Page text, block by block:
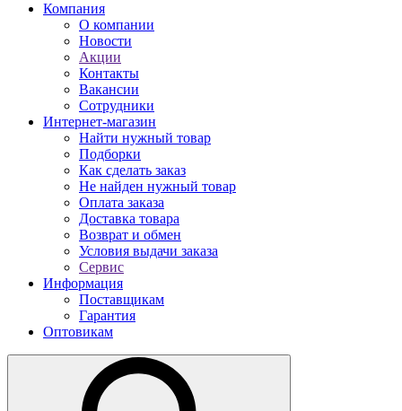
Компания
О компании
Новости
Акции
Контакты
Вакансии
Сотрудники
Интернет-магазин
Найти нужный товар
Подборки
Как сделать заказ
Не найден нужный товар
Оплата заказа
Доставка товара
Возврат и обмен
Условия выдачи заказа
Сервис
Информация
Поставщикам
Гарантия
Оптовикам